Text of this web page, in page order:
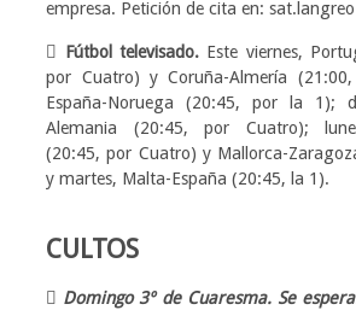
empresa. Petición de cita en:
 Fútbol televisado.Este viernes,
por Cuatro) y Coruña-Almería
España-Noruega (20:45, por la 1);
Alemania (20:45, por Cuatro);
(20:45, por Cuatro) y Mallorca-
y martes, Malta-España (20:45, la 1).
CULTOS
 Domingo 3º de Cuaresma. Se